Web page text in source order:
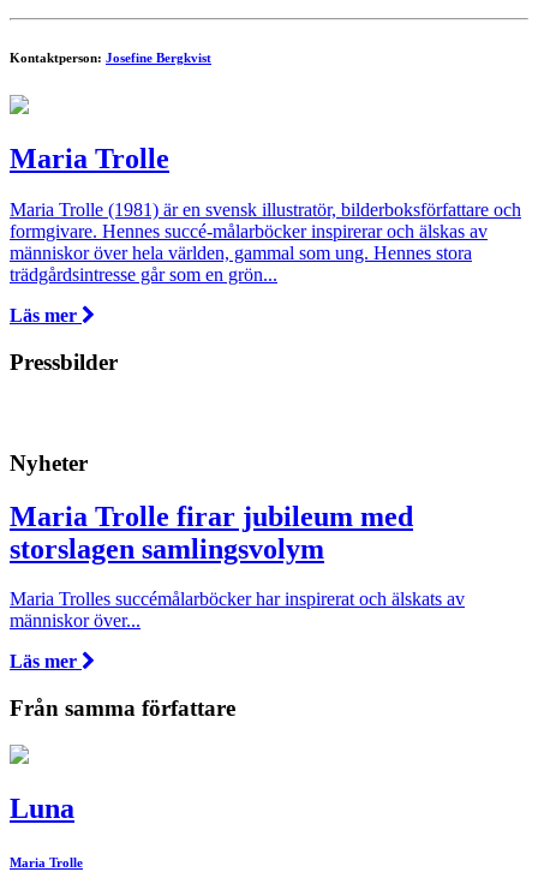
Kontaktperson: Josefine Bergkvist
Maria Trolle
Maria Trolle (1981) är en svensk illustratör, bilderboksförfattare och
formgivare. Hennes succé-målarböcker inspirerar och älskas av
människor över hela världen, gammal som ung. Hennes stora
trädgårdsintresse går som en grön...
Läs mer
Pressbilder
Nyheter
Maria Trolle firar jubileum med
storslagen samlingsvolym
Maria Trolles succémålarböcker har inspirerat och älskats av
människor över...
Läs mer
Från samma författare
Luna
Maria Trolle